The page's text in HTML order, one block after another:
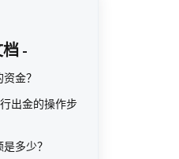
-
金？
出金的操作步
多少？